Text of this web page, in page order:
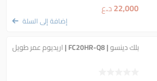
22,000د.ع
إضافة إلى السلة
بلك دينسو | FC20HR-Q8 | اريديوم عمر طويل